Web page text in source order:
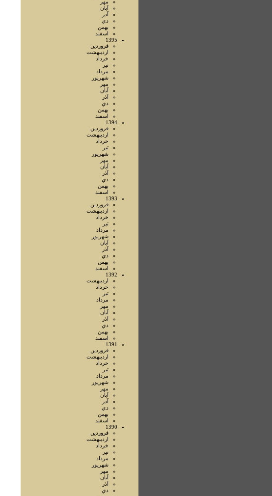
مهر
آبان
آذر
دي
بهمن
اسفند
1395
فروردين
ارديبهشت
خرداد
تير
مرداد
شهريور
مهر
آبان
آذر
دي
بهمن
اسفند
1394
فروردين
ارديبهشت
خرداد
تير
شهريور
مهر
آبان
آذر
دي
بهمن
اسفند
1393
فروردين
ارديبهشت
خرداد
تير
مرداد
شهريور
آبان
آذر
دي
بهمن
اسفند
1392
ارديبهشت
خرداد
تير
مرداد
مهر
آبان
آذر
دي
بهمن
اسفند
1391
فروردين
ارديبهشت
خرداد
تير
مرداد
شهريور
مهر
آبان
آذر
دي
بهمن
اسفند
1390
فروردين
ارديبهشت
خرداد
تير
مرداد
شهريور
مهر
آبان
آذر
دي